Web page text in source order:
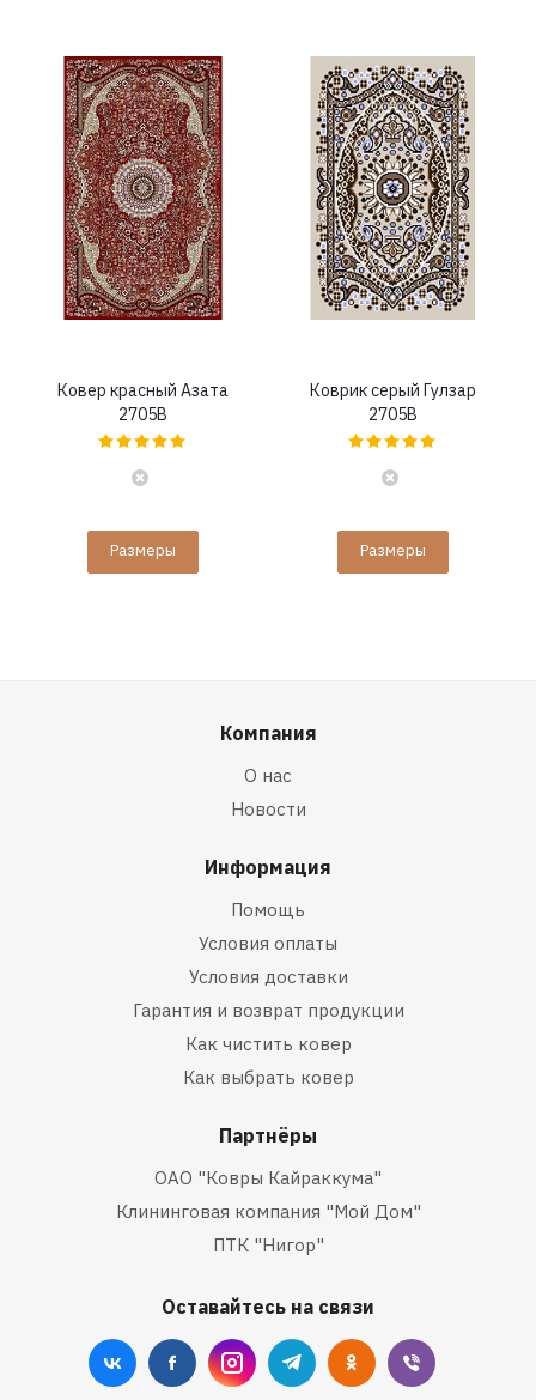
Ковер красный Азата
2705B
Размеры
Коврик серый Гулзар
2705B
Размеры
Компания
О нас
Новости
Информация
Помощь
Условия оплаты
Условия доставки
Гарантия и возврат продукции
Как чистить ковер
Как выбрать ковер
Партнёры
ОАО "Ковры Кайраккума"
Клининговая компания "Мой Дом"
ПТК "Нигор"
Оставайтесь на связи